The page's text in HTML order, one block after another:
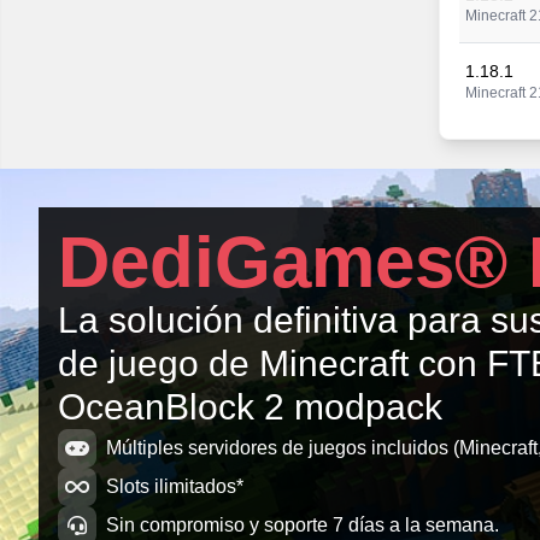
Minecraft
1.18.1
Minecraft
Minecraft
Minecraft
1.17.4
Minecraft
1.17.3
DediGames®
La solución definitiva para
de juego de Minecraft con
OceanBlock 2 modpack
Múltiples servidores de juegos incluidos
Slots ilimitados*
Sin compromiso y soporte 7 días a la semana.